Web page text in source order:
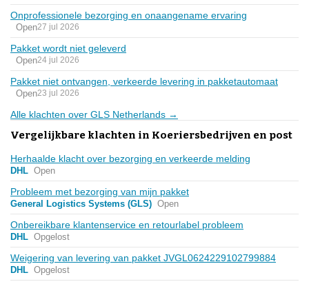
Onprofessionele bezorging en onaangename ervaring
Open27 jul 2026
Pakket wordt niet geleverd
Open24 jul 2026
Pakket niet ontvangen, verkeerde levering in pakketautomaat
Open23 jul 2026
Alle klachten over GLS Netherlands →
Vergelijkbare klachten in Koeriersbedrijven en post
Herhaalde klacht over bezorging en verkeerde melding
DHL Open
Probleem met bezorging van mijn pakket
General Logistics Systems (GLS) Open
Onbereikbare klantenservice en retourlabel probleem
DHL Opgelost
Weigering van levering van pakket JVGL0624229102799884
DHL Opgelost